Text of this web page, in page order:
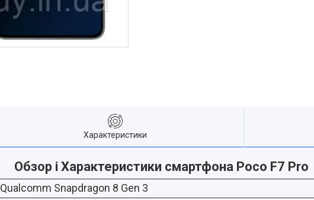
Характеристики
Oбзор і Характеристики смартфона Poco F7 Pro
Qualcomm Snapdragon 8 Gen 3